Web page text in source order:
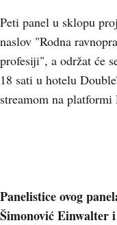
Peti panel u sklopu
naslov "Rodna
profesiji", a održat će
18 sati u hotelu
streamom na platformi
Panelistice ovog
Šimonović Einwalter